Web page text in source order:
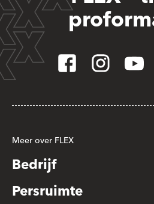
Meer over FLEX
Bedrijf
Persruimte